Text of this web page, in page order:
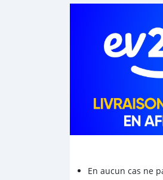
En aucun cas ne